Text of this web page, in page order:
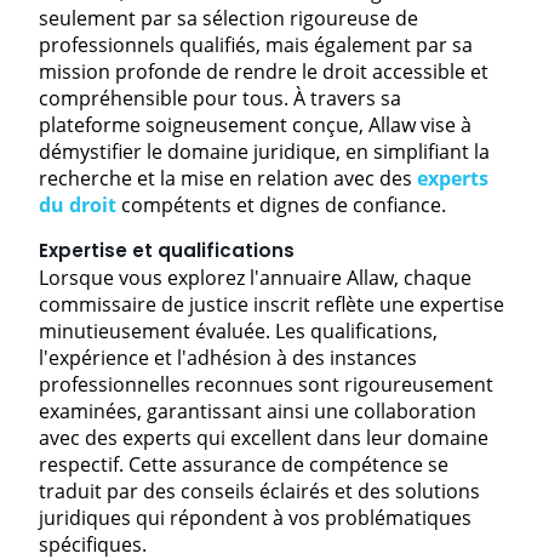
seulement par sa sélection rigoureuse de
professionnels qualifiés, mais également par sa
mission profonde de rendre le droit accessible et
compréhensible pour tous. À travers sa
plateforme soigneusement conçue, Allaw vise à
démystifier le domaine juridique, en simplifiant la
recherche et la mise en relation avec des experts
du droit compétents et dignes de confiance.
Expertise et qualifications
Lorsque vous explorez l'annuaire Allaw, chaque
commissaire de justice inscrit reflète une expertise
minutieusement évaluée. Les qualifications,
l'expérience et l'adhésion à des instances
professionnelles reconnues sont rigoureusement
examinées, garantissant ainsi une collaboration
avec des experts qui excellent dans leur domaine
respectif. Cette assurance de compétence se
traduit par des conseils éclairés et des solutions
juridiques qui répondent à vos problématiques
spécifiques.